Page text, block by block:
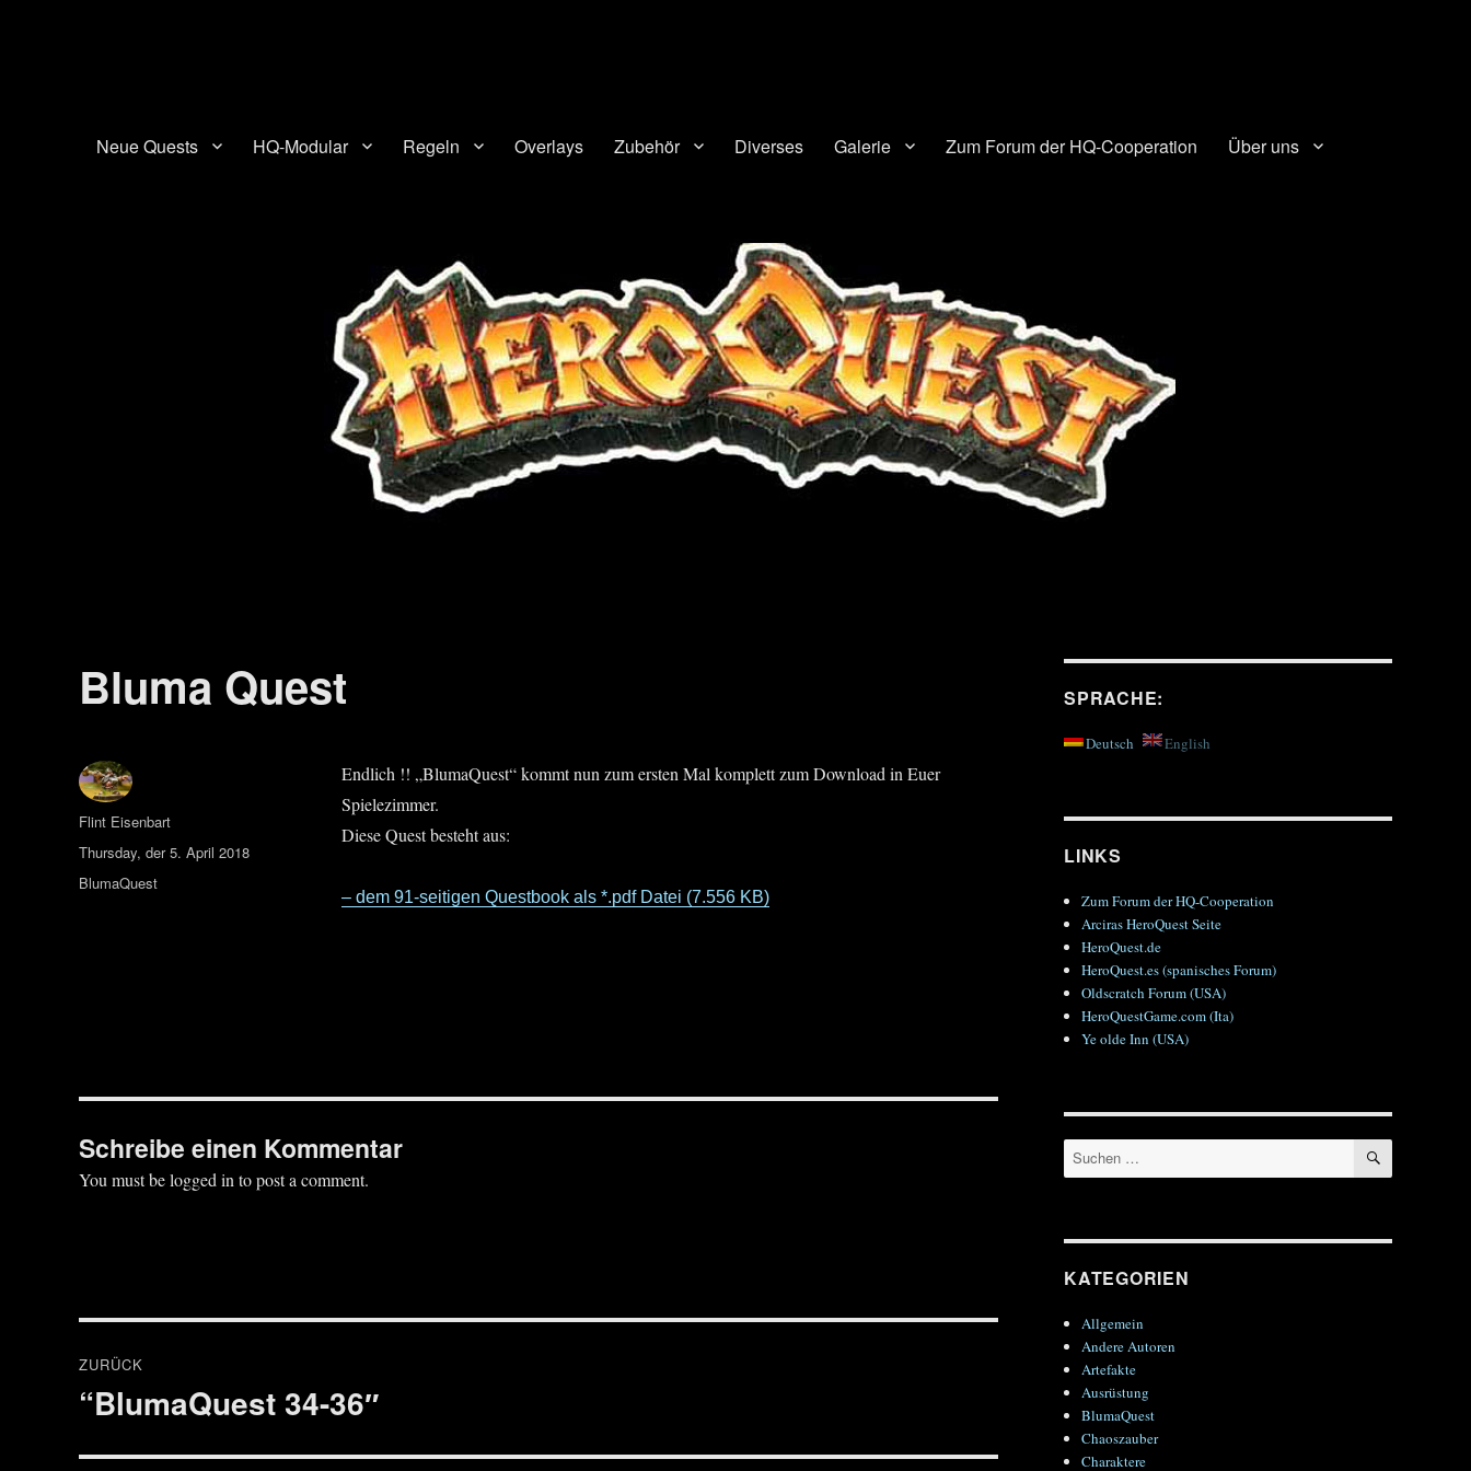
Neue Quests HQ-Modular Regeln Overlays Zubehör Diverses Galerie Zum Forum der HQ-Cooperation Über uns
Bluma Quest
Endlich !! „BlumaQuest“ kommt nun zum ersten Mal komplett zum Download in Euer
Spielezimmer.
Diese Quest besteht aus:
– dem 91-seitigen Questbook als *.pdf Datei (7.556 KB)
Autor
Flint Eisenbart
Veröffentlicht
am
Thursday, der 5. April 2018
Kategorien
BlumaQuest
Schreibe einen Kommentar
You must be logged in to post a comment.
ZURÜCK
Vorheriger
“BlumaQuest 34-36″
SPRACHE:
Deutsch English
LINKS
Zum Forum der HQ-Cooperation
Arciras HeroQuest Seite
HeroQuest.de
HeroQuest.es (spanisches Forum)
Oldscratch Forum (USA)
HeroQuestGame.com (Ita)
Ye olde Inn (USA)
Suchen
nach:
SUCHEN
KATEGORIEN
Allgemein
Andere Autoren
Artefakte
Ausrüstung
BlumaQuest
Chaoszauber
Charaktere